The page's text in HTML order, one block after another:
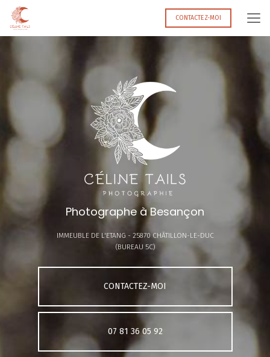
Aller
contenu
CONTACTEZ-MOI
Photographe à Besançon
IMMEUBLE DE L'ETANG - 25870 CHÂTILLON-LE-DUC
(BUREAU 5C)
CONTACTEZ-MOI
07 81 36 05 92